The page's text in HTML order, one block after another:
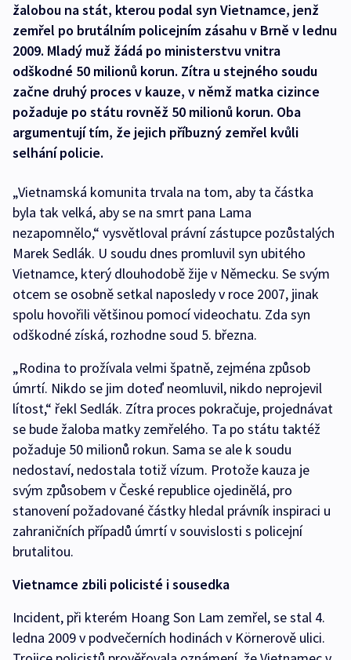
žalobou na stát, kterou podal syn Vietnamce, jenž
zemřel po brutálním policejním zásahu v Brně v lednu
2009. Mladý muž žádá po ministerstvu vnitra
odškodné 50 milionů korun. Zítra u stejného soudu
začne druhý proces v kauze, v němž matka cizince
požaduje po státu rovněž 50 milionů korun. Oba
argumentují tím, že jejich příbuzný zemřel kvůli
selhání policie.
„Vietnamská komunita trvala na tom, aby ta částka
byla tak velká, aby se na smrt pana Lama
nezapomnělo,“ vysvětloval právní zástupce pozůstalých
Marek Sedlák. U soudu dnes promluvil syn ubitého
Vietnamce, který dlouhodobě žije v Německu. Se svým
otcem se osobně setkal naposledy v roce 2007, jinak
spolu hovořili většinou pomocí videochatu. Zda syn
odškodné získá, rozhodne soud 5. března.
„Rodina to prožívala velmi špatně, zejména způsob
úmrtí. Nikdo se jim doteď neomluvil, nikdo neprojevil
lítost,“ řekl Sedlák. Zítra proces pokračuje, projednávat
se bude žaloba matky zemřelého. Ta po státu taktéž
požaduje 50 milionů rokun. Sama se ale k soudu
nedostaví, nedostala totiž vízum. Protože kauza je
svým způsobem v České republice ojedinělá, pro
stanovení požadované částky hledal právník inspiraci u
zahraničních případů úmrtí v souvislosti s policejní
brutalitou.
Vietnamce zbili policisté i sousedka
Incident, při kterém Hoang Son Lam zemřel, se stal 4.
ledna 2009 v podvečerních hodinách v Körnerově ulici.